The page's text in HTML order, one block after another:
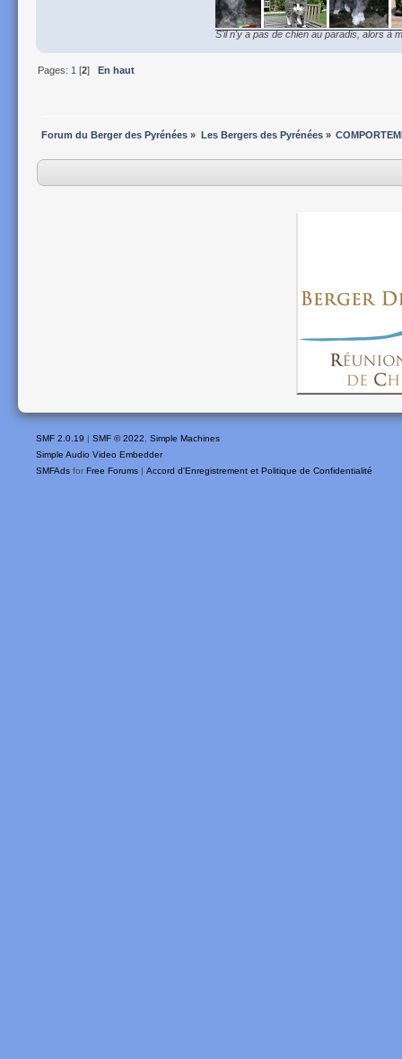
S'il n'y a pas de chien au paradis, alors à
Pages: 1 [2]En haut
Forum du Berger des Pyrénées » Les Bergers des Pyrénées»
SMF 2.0.19 | SMF © 2022
Simple Machines
Simple Audio Video Embedder
SMFAds for Free Forums | Accord d'Enregistrement et Politique de Confidentialité